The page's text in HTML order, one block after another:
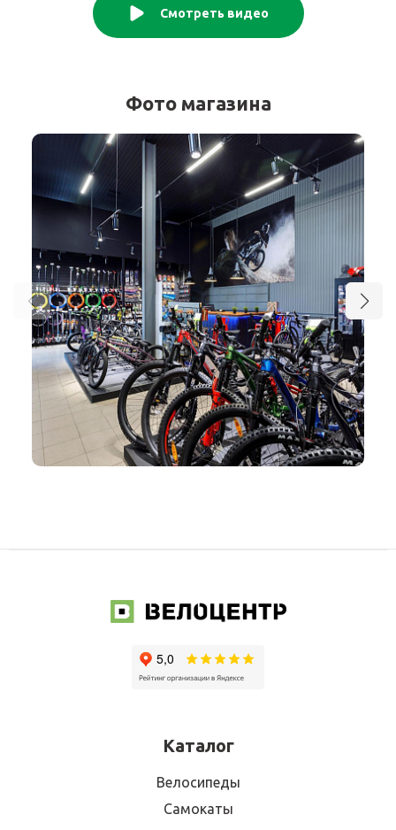
Смотреть видео
Фото магазина
Каталог
Велосипеды
Самокаты